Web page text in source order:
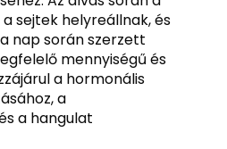
sejtek helyreállnak, és
nap során szerzett
mennyiségű és
a hormonális
a
a hangulat